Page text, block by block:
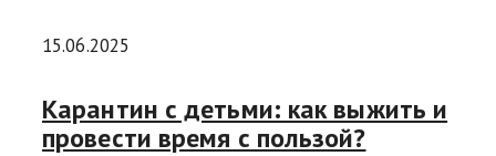
15.06.2025
Карантин с детьми: как выжить и
провести время с пользой?